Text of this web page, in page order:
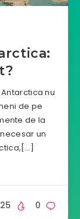
nu
de pe
de la
un
0